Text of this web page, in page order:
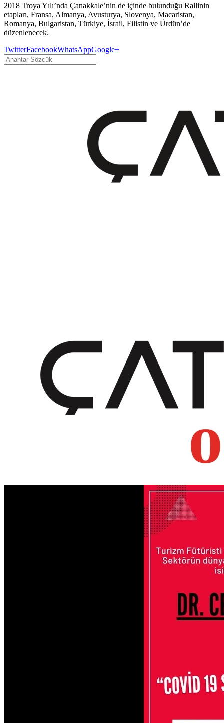
2018 Troya Yılı’nda Çanakkale’nin de içinde bulunduğu Rallinin
etapları, Fransa, Almanya, Avusturya, Slovenya, Macaristan,
Romanya, Bulgaristan, Türkiye, İsrail, Filistin ve Ürdün’de
düzenlenecek.
TwitterFacebookWhatsAppGoogle+